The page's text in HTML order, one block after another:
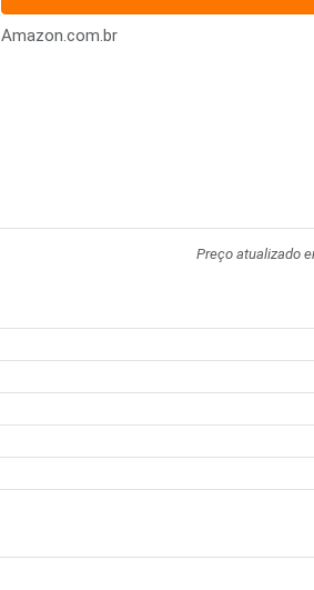
Amazon.com.br
Preço atualizado